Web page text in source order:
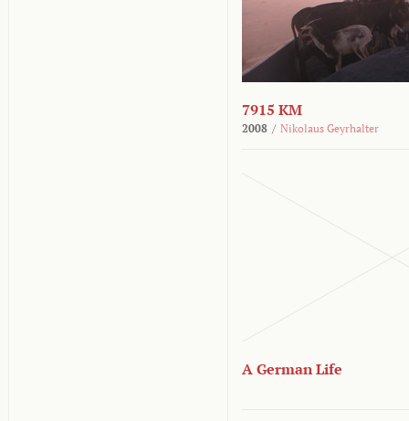
7915 KM
2008 / Nikolaus Geyrhalter
A German Life